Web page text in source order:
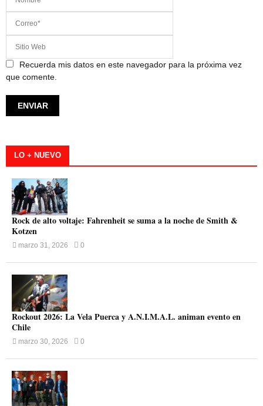
Recuerda mis datos en este navegador para la próxima vez
que comente.
LO + NUEVO
Rock de alto voltaje: Fahrenheit se suma a la noche de Smith &
Kotzen
marzo 31, 2026 0
Rockout 2026: La Vela Puerca y A.N.I.M.A.L. animan evento en
Chile
marzo 30, 2026 0